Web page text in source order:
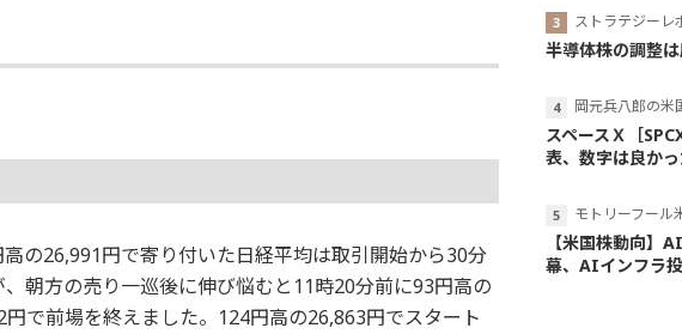
の26,991円で寄り付いた日経平均は取引開始から30分
朝方の売り一巡後に伸び悩むと11時20分前に93円高の
で前場を終えました。124円高の26,863円でスタート
ストラテジーレ
半導体株の調整
岡元兵八郎の米
スペースＸ［
表、数字は良か
モトリーフール
【米国株動向】
幕、AIインフラ